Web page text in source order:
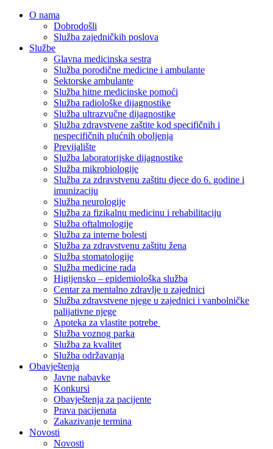
O nama
Dobrodošli
Služba zajedničkih poslova
Službe
Glavna medicinska sestra
Služba porodične medicine i ambulante
Sektorske ambulante
Služba hitne medicinske pomoći
Služba radiološke dijagnostike
Služba ultrazvučne dijagnostike
Služba zdravstvene zaštite kod specifičnih i
nespecifičnih plućnih oboljenja
Previjalište
Služba laboratorijske dijagnostike
Služba mikrobiologije
Služba za zdravstvenu zaštitu djece do 6. godine i
imunizaciju
Služba neurologije
Služba za fizikalnu medicinu i rehabilitaciju
Služba oftalmologije
Služba za interne bolesti
Služba za zdravstvenu zaštitu žena
Služba stomatologije
Služba medicine rada
Higijensko – epidemiološka služba
Centar za mentalno zdravlje u zajednici
Služba zdravstvene njege u zajednici i vanbolničke
palijativne njege
Apoteka za vlastite potrebe
Služba voznog parka
Služba za kvalitet
Služba održavanja
Obavještenja
Javne nabavke
Konkursi
Obavještenja za pacijente
Prava pacijenata
Zakazivanje termina
Novosti
Novosti